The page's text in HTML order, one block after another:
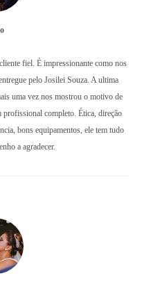
fiel. É impressionante como nos
pelo Josilei Souza. A ultima
uma vez nos mostrou o motivo de
profissional completo. Ética, direção
bons equipamentos, ele tem tudo
a agradecer.